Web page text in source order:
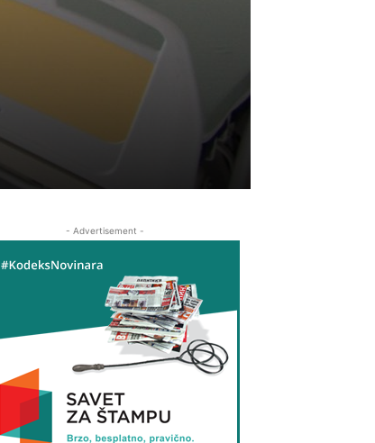
- Advertisement -